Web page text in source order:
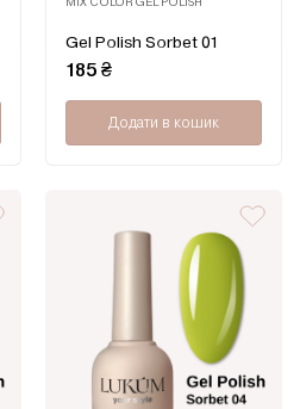
Оцінено
в
0
з
Gel Polish Sorbet 01
185₴
Додати в кошик